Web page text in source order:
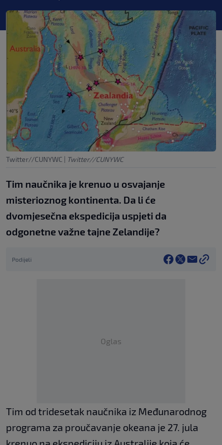
Twitter//CUNYWC | Twitter//CUNYWC
Tim naučnika je krenuo u osvajanje
misterioznog kontinenta. Da li će
dvomjesečna ekspedicija uspjeti da
odgonetne važne tajne Zelandije?
Podijeli
Oglas
Tim od tridesetak naučnika iz Međunarodnog
programa za proučavanje okeana je 27. jula